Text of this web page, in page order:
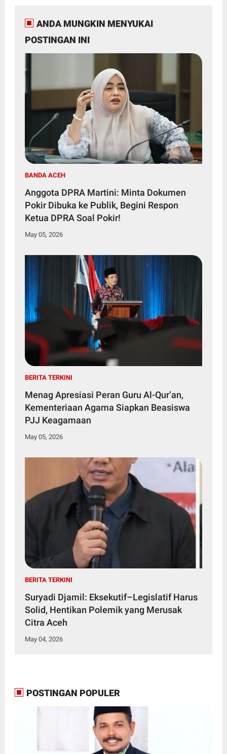
ANDA MUNGKIN MENYUKAI
POSTINGAN INI
BANDA ACEH
Anggota DPRA Martini: Minta Dokumen
Pokir Dibuka ke Publik, Begini Respon
Ketua DPRA Soal Pokir!
May 05, 2026
BERITA TERKINI
Menag Apresiasi Peran Guru Al-Qur’an,
Kementeriaan Agama Siapkan Beasiswa
PJJ Keagamaan
May 05, 2026
BERITA TERKINI
Suryadi Djamil: Eksekutif–Legislatif Harus
Solid, Hentikan Polemik yang Merusak
Citra Aceh
May 04, 2026
POSTINGAN POPULER